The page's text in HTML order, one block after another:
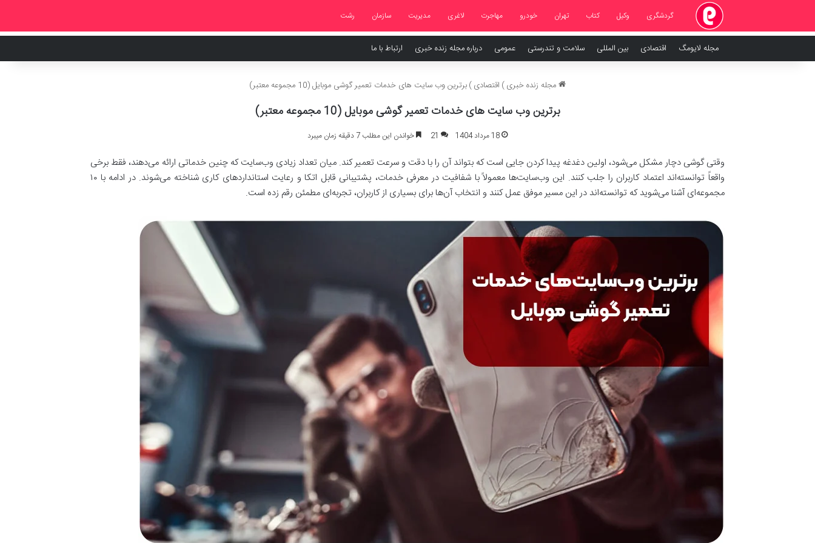
گردشگری وکیل کتاب تهران خودرو مهاجرت لاغری مدیریت سازمان رشت
مجله لایومگ اقتصادی بین المللی سلامت و تندرستی عمومی درباره مجله زنده خبری ارتباط با ما
مجله زنده خبری) اقتصادی)برترین وب سایت های خدمات تعمیر گوشی موبایل (10 مجموعه معتبر)
برترین وب سایت های خدمات تعمیر گوشی موبایل (10 مجموعه معتبر)
18 مرداد 1404 21 خواندن این مطلب 7 دقیقه زمان میبرد
وقتی گوشی دچار مشکل می‌شود، اولین دغدغه پیدا کردن جایی است که بتواند آن را با دقت و سرعت تعمیر کند. میان تعداد زیادی وب‌سایت که چنین خدماتی ارائه می‌دهند، فقط برخی
واقعاً توانسته‌اند اعتماد کاربران را جلب کنند. این وب‌سایت‌ها معمولاً با شفافیت در معرفی خدمات، پشتیبانی قابل اتکا و رعایت استانداردهای کاری شناخته می‌شوند. در ادامه با ۱۰
مجموعه‌ای آشنا می‌شوید که توانسته‌اند در این مسیر موفق عمل کنند و انتخاب آن‌ها برای بسیاری از کاربران، تجربه‌ای مطمئن رقم زده است.